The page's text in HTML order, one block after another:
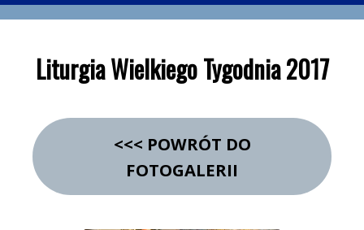
Liturgia Wielkiego Tygodnia 2017
<<< POWRÓT DO
FOTOGALERII